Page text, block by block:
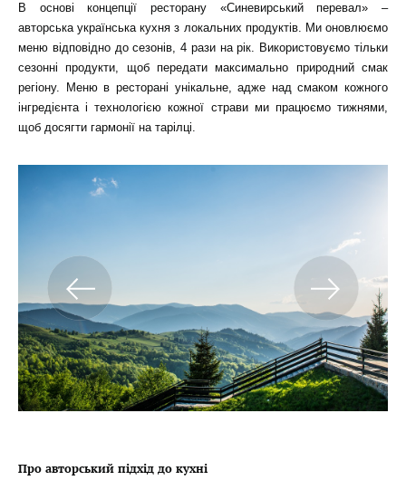
В основі концепції ресторану «Синевирський перевал» –
авторська українська кухня з локальних продуктів. Ми оновлюємо
меню відповідно до сезонів, 4 рази на рік. Використовуємо тільки
сезонні продукти, щоб передати максимально природний смак
регіону. Меню в ресторані унікальне, адже над смаком кожного
інгредієнта і технологією кожної страви ми працюємо тижнями,
щоб досягти гармонії на тарілці.
Про авторський підхід до кухні